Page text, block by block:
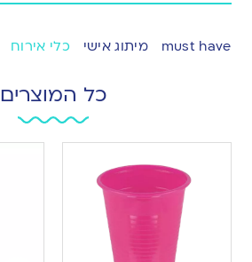
must have מיתוג אישי כלי אירוח
כל המוצרים